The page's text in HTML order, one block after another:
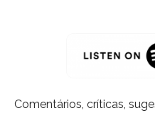
Comentários, críticas,